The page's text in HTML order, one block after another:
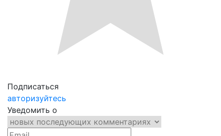
Подписаться
авторизуйтесь
Уведомить о